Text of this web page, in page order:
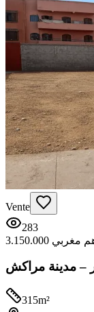
Vente
283
درهم مغربي
– مدينة مراكش
315m²